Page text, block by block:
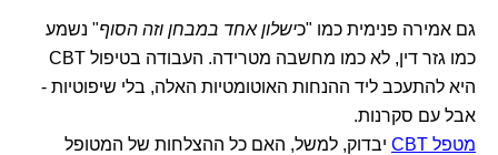
גם אמירה פנימית כמו "כישלון אחד במבחן וזה הסוף" נשמע
כמו גזר דין, לא כמו מחשבה מטרידה. העבודה בטיפול CBT
היא להתעכב ליד ההנחות האוטומטיות האלה, בלי שיפוטיות -
אבל עם סקרנות.
מטפל CBT
יבדוק, למשל, האם כל ההצלחות של המטופל